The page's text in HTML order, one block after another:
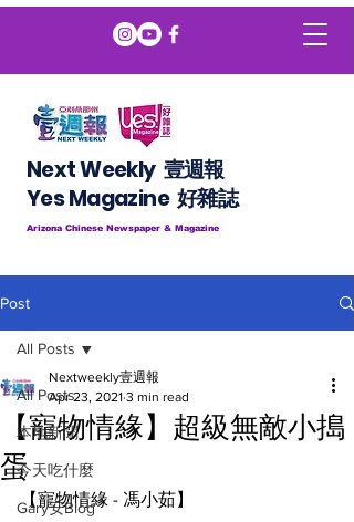
Next Weekly 壹週報
​​Yes Magazine 好雜誌
Arizona Chinese Newspaper & Magazine
Post
All Posts
本地新聞
今天吃什麼
Gary安Blog
All Posts
【寵物情緣】超級無敵小搗
蛋
Nextweekly壹週報
Apr 23, 2021 3 min read
【寵物情緣 - 馮小茹】